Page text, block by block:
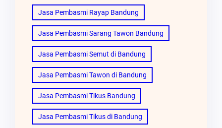
Jasa Pembasmi Rayap Bandung
Jasa Pembasmi Sarang Tawon Bandung
Jasa Pembasmi Semut di Bandung
Jasa Pembasmi Tawon di Bandung
Jasa Pembasmi Tikus Bandung
Jasa Pembasmi Tikus di Bandung